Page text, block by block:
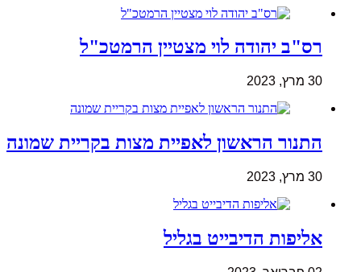
רס"ב יהודה לוי מצטיין הרמטכ"ל
30 מרץ, 2023
התנור הראשון לאפיית מצות בקריית שמונה
30 מרץ, 2023
אליפות הדיבייט בגליל